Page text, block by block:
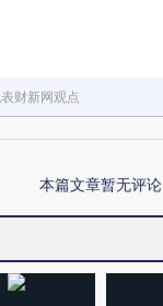
财新网观点
本篇文章暂无评论